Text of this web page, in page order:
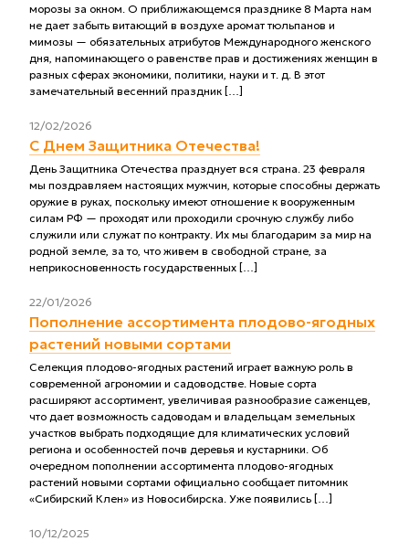
морозы за окном. О приближающемся празднике 8 Марта нам
не дает забыть витающий в воздухе аромат тюльпанов и
мимозы — обязательных атрибутов Международного женского
дня, напоминающего о равенстве прав и достижениях женщин в
разных сферах экономики, политики, науки и т. д. В этот
замечательный весенний праздник […]
12/02/2026
С Днем Защитника Отечества!
День Защитника Отечества празднует вся страна. 23 февраля
мы поздравляем настоящих мужчин, которые способны держать
оружие в руках, поскольку имеют отношение к вооруженным
силам РФ — проходят или проходили срочную службу либо
служили или служат по контракту. Их мы благодарим за мир на
родной земле, за то, что живем в свободной стране, за
неприкосновенность государственных […]
22/01/2026
Пополнение ассортимента плодово-ягодных
растений новыми сортами
Селекция плодово-ягодных растений играет важную роль в
современной агрономии и садоводстве. Новые сорта
расширяют ассортимент, увеличивая разнообразие саженцев,
что дает возможность садоводам и владельцам земельных
участков выбрать подходящие для климатических условий
региона и особенностей почв деревья и кустарники. Об
очередном пополнении ассортимента плодово-ягодных
растений новыми сортами официально сообщает питомник
«Сибирский Клен» из Новосибирска. Уже появились […]
10/12/2025